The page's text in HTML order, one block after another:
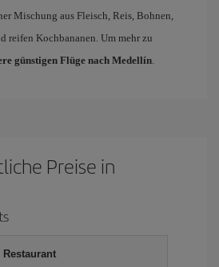
Mischung aus Fleisch, Reis, Bohnen,
reifen Kochbananen. Um mehr zu
günstigen Flüge nach Medellín
Preise in